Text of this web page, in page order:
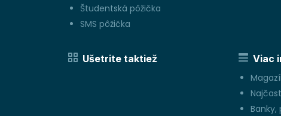
Študentská pôžička
SMS pôžička
Ušetrite taktiež
Viac